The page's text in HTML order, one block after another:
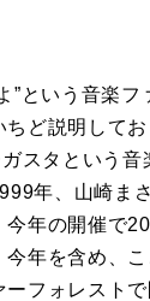
”という音楽フ
ちど説明して
スタという音
年、山崎ま
年の開催で
年を含め、
フォレスト